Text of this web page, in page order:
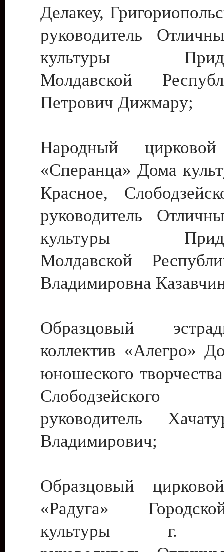
Делакеу,
руководитель
культуры
Молдавской
Петрович Дижмару;
Народный цирковой
«Сперанца» Дома
Красное,
руководитель
культуры
Молдавской
Владимировна
Образцовый
коллектив «Алегро»
юношеского
руководитель
Владимирович;
Образцовый
«Радуга»
культуры г.